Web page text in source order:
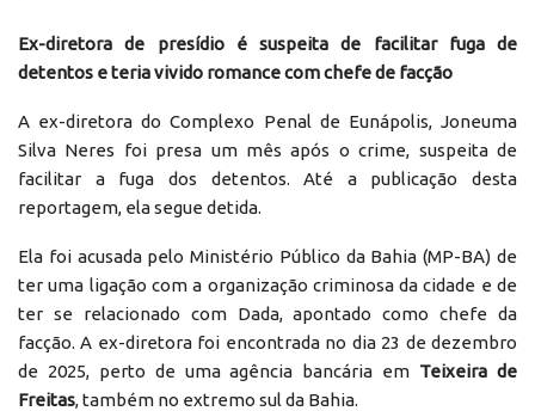
Ex-diretora de presídio é suspeita de facilitar fuga de
detentos e teria vivido romance com chefe de facção
A ex-diretora do Complexo Penal de Eunápolis, Joneuma
Silva Neres foi presa um mês após o crime, suspeita de
facilitar a fuga dos detentos. Até a publicação desta
reportagem, ela segue detida.
Ela foi acusada pelo Ministério Público da Bahia (MP-BA) de
ter uma ligação com a organização criminosa da cidade e de
ter se relacionado com Dada, apontado como chefe da
facção. A ex-diretora foi encontrada no dia 23 de dezembro
de 2025, perto de uma agência bancária em Teixeira de
Freitas, também no extremo sul da Bahia.